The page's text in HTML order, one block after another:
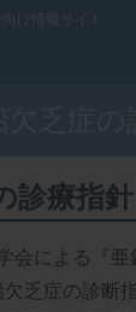
け情報サイト
診療指針
会による『亜
欠乏症の診断